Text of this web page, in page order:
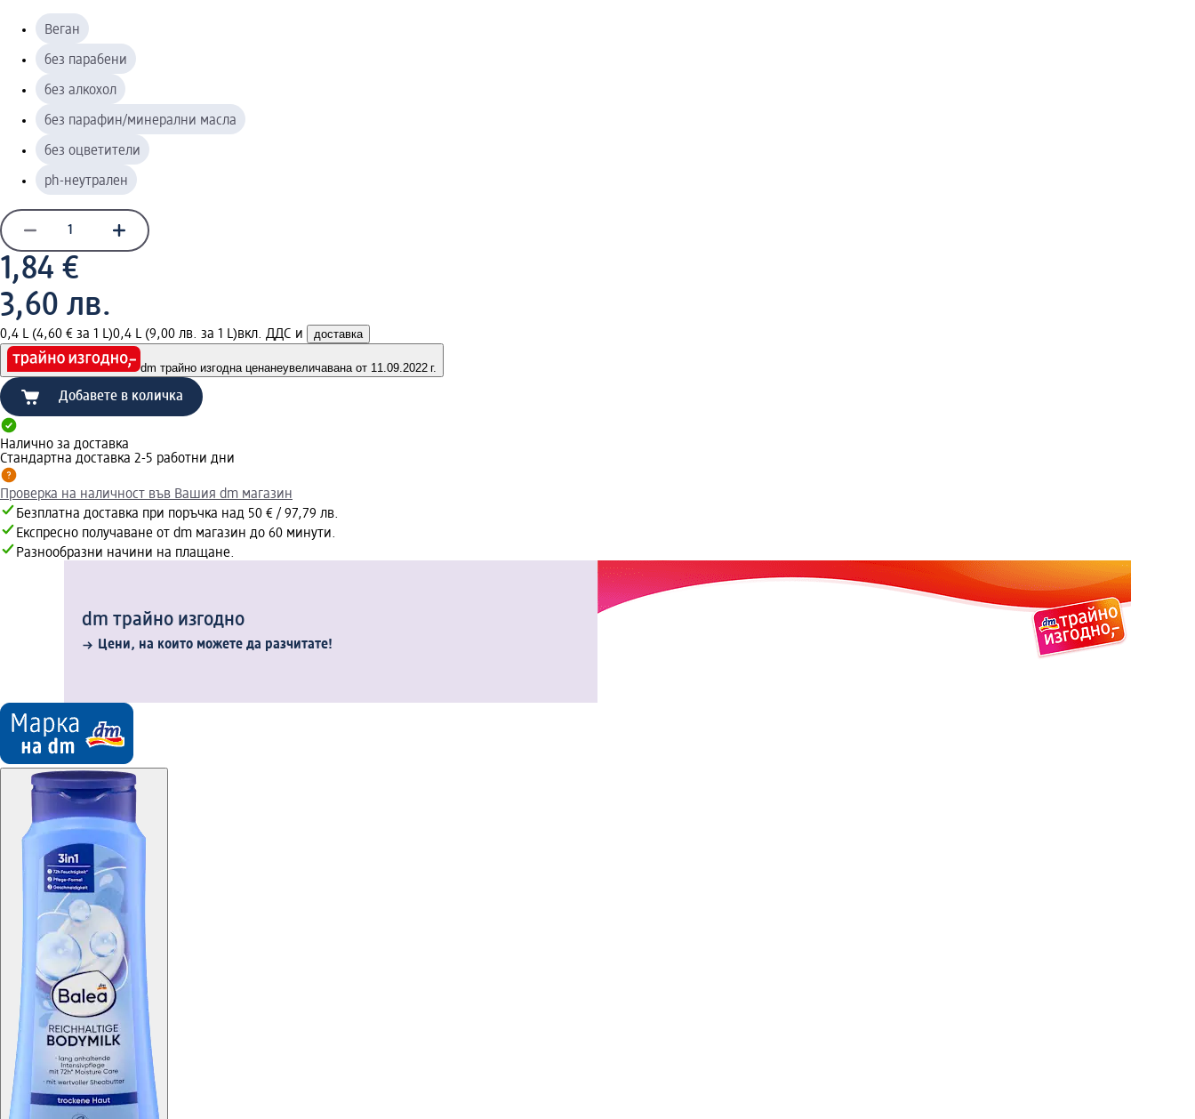
Веган
без парабени
без алкохол
без парафин/минерални масла
без оцветители
ph-неутрален
1,84 €
3,60 лв.
0,4 L (4,60 € за 1 L)0,4 L (9,00 лв. за 1 L)вкл. ДДС и доставка
dm трайно изгодна ценанеувеличавана от 11.09.2022 г.
Добавете в количка
Налично за доставка
Стандартна доставка 2-5 работни дни
Проверка на наличност във Вашия dm магазин
Безплатна доставка при поръчка над 50 € / 97,79 лв.
Експресно получаване от dm магазин до 60 минути.
Разнообразни начини на плащане.
dm трайно изгодно
Цени, на които можете да разчитате!